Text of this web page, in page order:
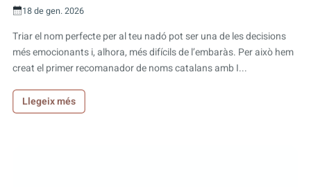
18 de gen. 2026
Triar el nom perfecte per al teu nadó pot ser una de les decisions
més emocionants i, alhora, més difícils de l’embaràs. Per això hem
creat el primer recomanador de noms catalans amb I...
Llegeix més